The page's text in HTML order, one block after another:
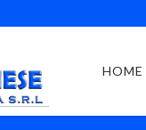
HOME